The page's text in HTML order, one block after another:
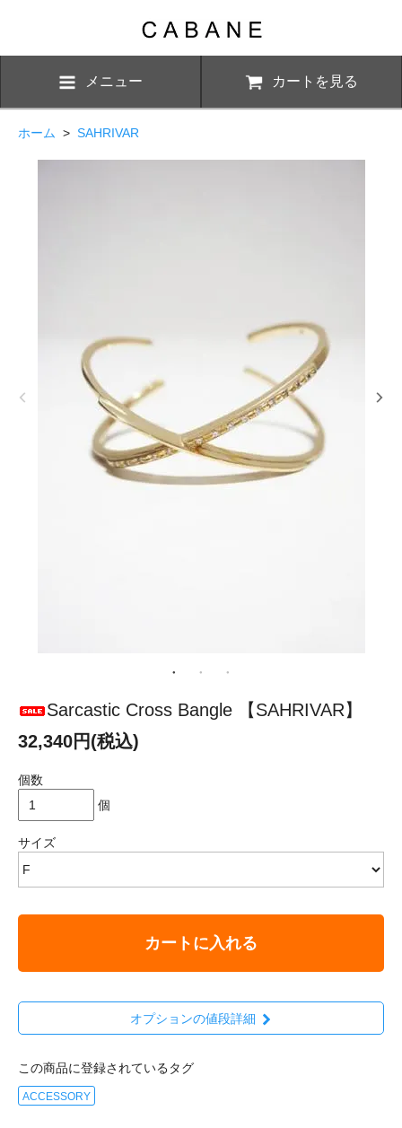
メニュー カートを見る
ホーム > SAHRIVAR
Sarcastic Cross Bangle 【SAHRIVAR】
32,340円(税込)
個数
個
サイズ
カートに入れる
オプションの値段詳細
この商品に登録されているタグ
ACCESSORY